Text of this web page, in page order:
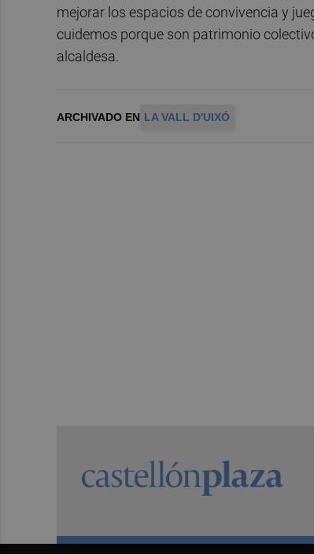
mejorar los espacios de convivencia y
cuidemos porque son patrimonio
alcaldesa.
ARCHIVADO EN LA VALL D'UIXÓ